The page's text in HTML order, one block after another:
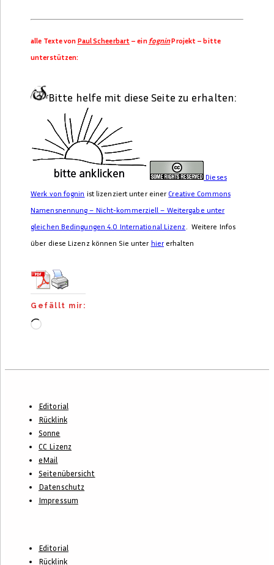
alle Texte von Paul Scheerbart – ein fogninProjekt – bitte
unterstützen:
Bitte helfe mit diese Seite zu erhalten:
Dieses
Werk vonfognin ist lizenziert unter einer Creative Commons
Namensnennung – Nicht-kommerziell – Weitergabe unter
gleichen Bedingungen 4.0 International Lizenz
. Weitere Infos
über diese Lizenz können Sie unter hiererhalten
Gefällt mir:
Wird
Footer-
Menü
Editorial
Rücklink
Sonne
CC Lizenz
eMail
Seitenübersicht
Datenschutz
Impressum
Footer-
Editorial
Rücklink